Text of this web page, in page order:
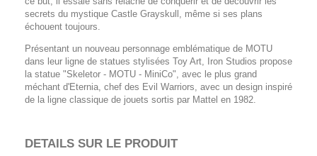
secrets du mystique Castle Grayskull, même si ses plans
échouent toujours.
Présentant un nouveau personnage emblématique de MOTU
dans leur ligne de statues stylisées Toy Art, Iron Studios propose
la statue "Skeletor - MOTU - MiniCo", avec le plus grand
méchant d'Eternia, chef des Evil Warriors, avec un design inspiré
de la ligne classique de jouets sortis par Mattel en 1982.
DETAILS SUR LE PRODUIT